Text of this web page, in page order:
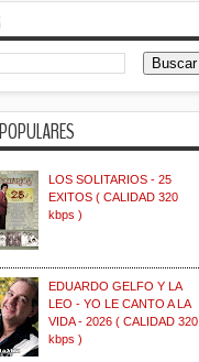
LOS SOLITARIOS - 25
EXITOS ( CALIDAD 320
kbps )
EDUARDO GELFO Y LA
LEO - YO LE CANTO A LA
VIDA - 2026 ( CALIDAD 320
kbps )